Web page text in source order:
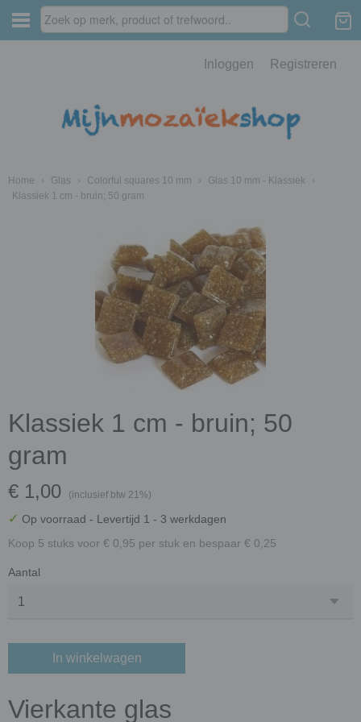
Inloggen Registreren
Home › Glas › Colorful squares 10 mm › Glas 10 mm - Klassiek
›
Klassiek 1 cm - bruin; 50 gram
Klassiek 1 cm - bruin; 50
gram
€ 1,00 (inclusief btw 21%)
✓ Op voorraad - Levertijd 1 - 3 werkdagen
Koop 5 stuks voor € 0,95 per stuk en bespaar € 0,25
Aantal
In winkelwagen
Vierkante glas